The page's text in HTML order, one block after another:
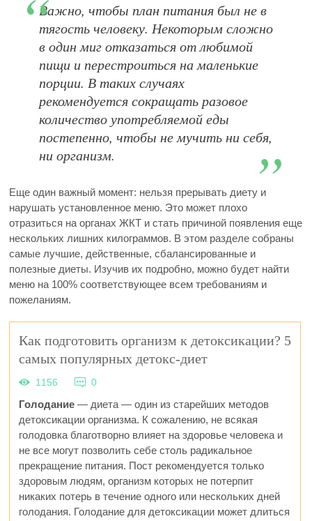
Важно, чтобы план питания был не в
тягость человеку. Некоторым сложно
в один миг отказаться от любимой
пищи и перестроиться на маленькие
порции. В таких случаях
рекомендуется сокращать разовое
количество употребляемой еды
постепенно, чтобы не мучить ни себя,
ни организм.
Еще один важный момент: нельзя прерывать диету и
нарушать установленное меню. Это может плохо
отразиться на органах ЖКТ и стать причиной появления еще
нескольких лишних килограммов. В этом разделе собраны
самые лучшие, действенные, сбалансированные и
полезные диеты. Изучив их подробно, можно будет найти
меню на 100% соответствующее всем требованиям и
пожеланиям.
Как подготовить организм к детоксикации? 5
самых популярных детокс-диет
1156 0
Голодание — диета — один из старейших методов
детоксикации организма. К сожалению, не всякая
голодовка благотворно влияет на здоровье человека и
не все могут позволить себе столь радикальное
прекращение питания. Пост рекомендуется только
здоровым людям, организм которых не потерпит
никаких потерь в течение одного или нескольких дней
голодания. Голодание для детоксикации может длиться